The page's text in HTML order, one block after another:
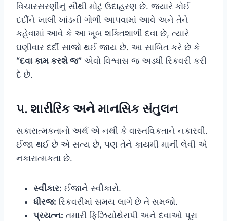
વિચારસરણીનું સૌથી મોટું ઉદાહરણ છે. જ્યારે કોઈ
દર્દીને ખાલી ખાંડની ગોળી આપવામાં આવે અને તેને
કહેવામાં આવે કે આ ખૂબ શક્તિશાળી દવા છે, ત્યારે
ઘણીવાર દર્દી સાજો થઈ જાય છે. આ સાબિત કરે છે કે
“દવા કામ કરશે જ” એવો વિશ્વાસ જ અડધી રિકવરી કરી
દે છે.
૫. શારીરિક અને માનસિક સંતુલન
સકારાત્મકતાનો અર્થ એ નથી કે વાસ્તવિકતાને નકારવી.
ઈજા થઈ છે એ સત્ય છે, પણ તેને કાયમી માની લેવી એ
નકારાત્મકતા છે.
સ્વીકાર: ઈજાને સ્વીકારો.
ધીરજ: રિકવરીમાં સમય લાગે છે તે સમજો.
પ્રયત્ન: તમારી ફિઝિયોથેરાપી અને દવાઓ પૂરા